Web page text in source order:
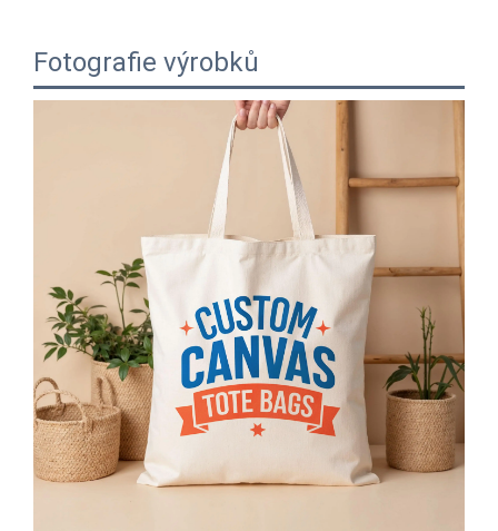
Fotografie výrobků